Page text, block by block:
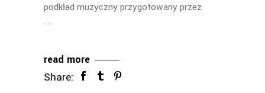
podkład muzyczny przygotowany przez
read more
Share: